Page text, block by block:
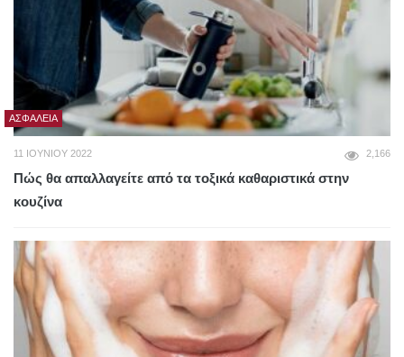
ΑΣΦΆΛΕΙΑ
11 ΙΟΥΝΊΟΥ 2022 2,166
Πώς θα απαλλαγείτε από τα τοξικά καθαριστικά στην
κουζίνα